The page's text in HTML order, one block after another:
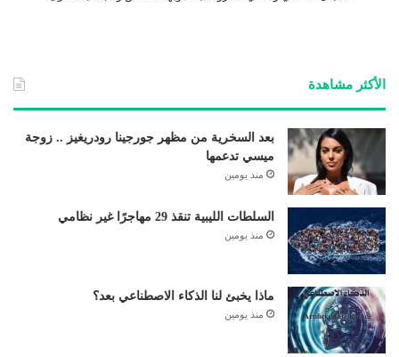
الأكثر مشاهدة
بعد السخرية من مظهر جورجينا رودريغيز .. زوجة
ميسي تدعمها
منذ يومين
السلطات الليبية تنقذ 29 مهاجرًا غير نظامي
منذ يومين
ماذا يخبئ لنا الذكاء الاصطناعي بعد؟
منذ يومين